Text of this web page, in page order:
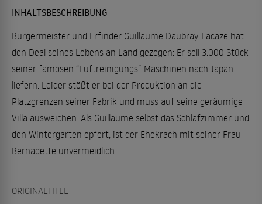
INHALTSBESCHREIBUNG
Bürgermeister und Erfinder Guillaume Daubray-Lacaze hat
den Deal seines Lebens an Land gezogen: Er soll 3.000 Stück
seiner famosen “Luftreinigungs”-Maschinen nach Japan
liefern. Leider stößt er bei der Produktion an die
Platzgrenzen seiner Fabrik und muss auf seine geräumige
Villa ausweichen. Als Guillaume selbst das Schlafzimmer und
den Wintergarten opfert, ist der Ehekrach mit seiner Frau
Bernadette unvermeidlich.
ORIGINALTITEL